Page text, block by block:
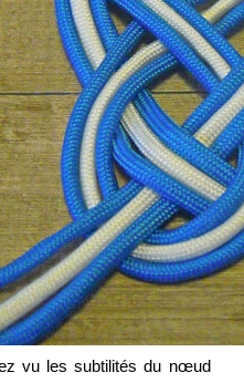
vu les subtilités du nœud